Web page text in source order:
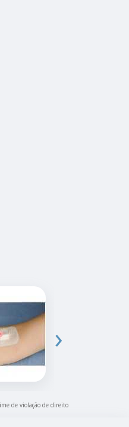
›
de violação de direito